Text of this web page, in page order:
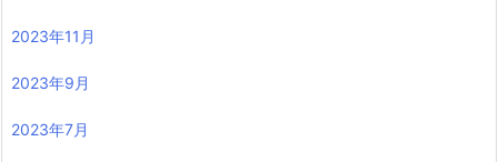
2023年11月
2023年9月
2023年7月